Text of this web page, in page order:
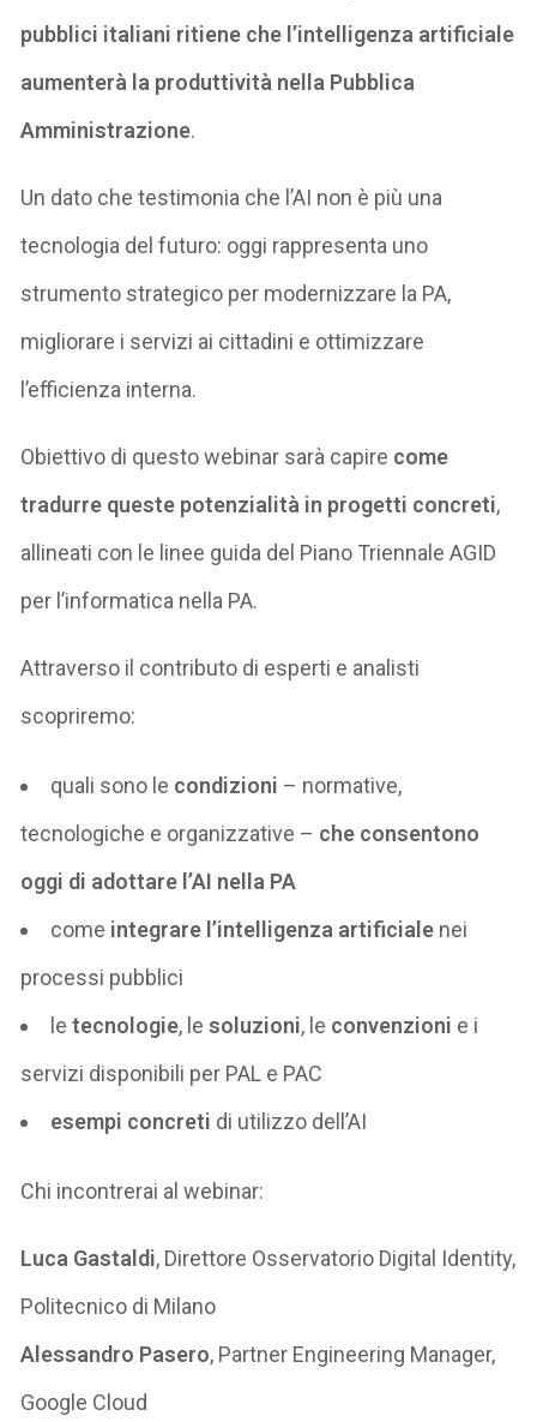
pubblici italiani ritiene che l’intelligenza artificiale
aumenterà la produttività nella Pubblica
Amministrazione.
Un dato che testimonia che l’AI non è più una
tecnologia del futuro: oggi rappresenta uno
strumento strategico per modernizzare la PA,
migliorare i servizi ai cittadini e ottimizzare
l’efficienza interna.
Obiettivo di questo webinar sarà capire come
tradurre queste potenzialità in progetti concreti,
allineati con le linee guida del Piano Triennale AGID
per l’informatica nella PA.
Attraverso il contributo di esperti e analisti
scopriremo:
quali sono le condizioni – normative,
tecnologiche e organizzative – che consentono
oggi di adottare l’AI nella PA
come integrare l’intelligenza artificiale nei
processi pubblici
letecnologie, lesoluzioni, le convenzioni e i
servizi disponibili per PAL e PAC
esempi concreti di utilizzo dell’AI
Chi incontrerai al webinar:
Luca Gastaldi, Direttore Osservatorio Digital Identity,
Politecnico di Milano
Alessandro Pasero, Partner Engineering Manager,
Google Cloud